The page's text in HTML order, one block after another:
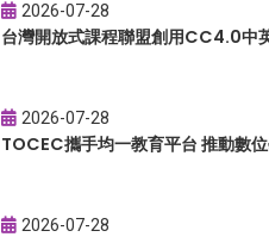
2026-07-28
台灣開放式課程聯盟創用CC4.0中
2026-07-28
TOCEC攜手均一教育平台 推動數
2026-07-28